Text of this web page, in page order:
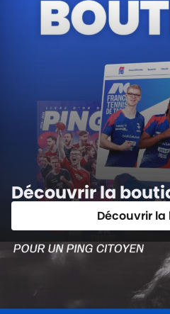
Découvrir la
Découvrir